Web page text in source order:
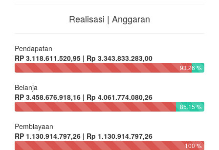
Realisasi | Anggaran
Pendapatan
RP 3.118.611.520,95 | Rp 3.343.833.283,00
93.26 %
Belanja
RP 3.458.676.918,16 | Rp 4.061.774.080,26
85.15 %
Pembiayaan
RP 1.130.914.797,26 | Rp 1.130.914.797,26
100 %